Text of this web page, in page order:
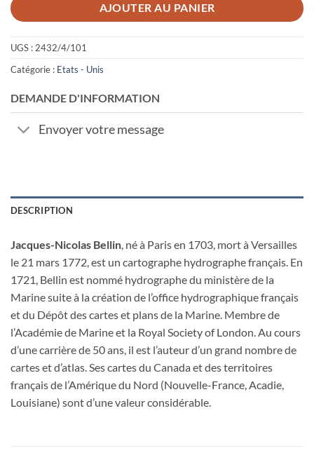
AJOUTER AU PANIER
UGS : 2432/4/101
Catégorie : Etats - Unis
DEMANDE D'INFORMATION
Envoyer votre message
DESCRIPTION
Jacques-Nicolas Bellin , né à Paris en 1703, mort à Versailles
le 21 mars 1772, est un cartographe hydrographe français. En
1721, Bellin est nommé hydrographe du ministère de la
Marine suite à la création de l’office hydrographique français
et du Dépôt des cartes et plans de la Marine. Membre de
l’Académie de Marine et la Royal Society of London. Au cours
d’une carrière de 50 ans, il est l’auteur d’un grand nombre de
cartes et d’atlas. Ses cartes du Canada et des territoires
français de l’Amérique du Nord (Nouvelle-France, Acadie,
Louisiane) sont d’une valeur considérable.